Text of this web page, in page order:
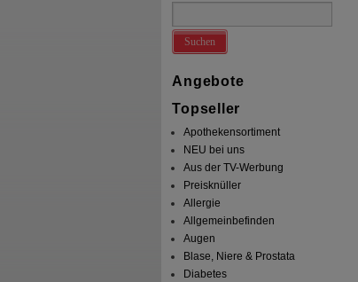
Suchen
Angebote
Topseller
Apothekensortiment
NEU bei uns
Aus der TV-Werbung
Preisknüller
Allergie
Allgemeinbefinden
Augen
Blase, Niere & Prostata
Diabetes